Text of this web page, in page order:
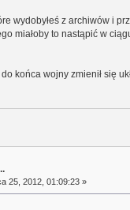
wydobyłeś z archiwów i
miałoby to nastąpić w
końca wojny zmienił się
25, 2012, 01:09:23 »